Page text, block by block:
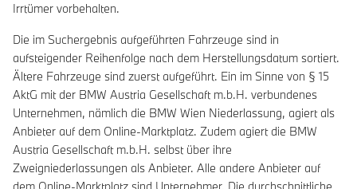
Irrtümer vorbehalten.
Die im Suchergebnis aufgeführten Fahrzeuge sind in
aufsteigender Reihenfolge nach dem Herstellungsdatum sortiert.
Ältere Fahrzeuge sind zuerst aufgeführt. Ein im Sinne von § 15
AktG mit der BMW Austria Gesellschaft m.b.H. verbundenes
Unternehmen, nämlich die BMW Wien Niederlassung, agiert als
Anbieter auf dem Online-Marktplatz. Zudem agiert die BMW
Austria Gesellschaft m.b.H. selbst über ihre
Zweigniederlassungen als Anbieter. Alle andere Anbieter auf